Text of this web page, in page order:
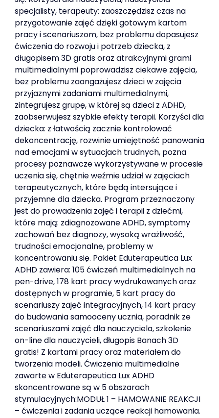
specjalisty, terapeuty: zaoszczędzisz czas na
przygotowanie zajęć dzięki gotowym kartom
pracy i scenariuszom, bez problemu dopasujesz
ćwiczenia do rozwoju i potrzeb dziecka, z
długopisem 3D gratis oraz atrakcyjnymi grami
multimedialnymi poprowadzisz ciekawe zajęcia,
bez problemu zaangażujesz dzieci w zajęcia
przyjaznymi zadaniami multimedialnymi,
zintegrujesz grupę, w której są dzieci z ADHD,
zaobserwujesz szybkie efekty terapii. Korzyści dla
dziecka: z łatwością zacznie kontrolować
dekoncentrację, rozwinie umiejętność panowania
nad emocjami w sytuacjach trudnych, pozna
procesy poznawcze wykorzystywane w procesie
uczenia się, chętnie weźmie udział w zajęciach
terapeutycznych, które będą intersujące i
przyjemne dla dziecka. Program przeznaczony
jest do prowadzenia zajęć i terapii z dziećmi,
które mają: zdiagnozowane ADHD, symptomy
zachowań bez diagnozy, wysoką wrażliwość,
trudności emocjonalne, problemy w
koncentrowaniu się. Pakiet Eduterapeutica Lux
ADHD zawiera: 105 ćwiczeń multimedialnych na
pen-drive, 178 kart pracy wydrukowanych oraz
dostępnych w programie, 5 kart pracy do
scenariuszy zajęć integracyjnych, 14 kart pracy
do budowania samooceny ucznia, poradnik ze
scenariuszami zajęć dla nauczyciela, szkolenie
on-line dla nauczycieli, długopis Banach 3D
gratis! Z kartami pracy oraz materiałem do
tworzenia modeli. Ćwiczenia multimedialne
zawarte w Eduterapeutica Lux ADHD
skoncentrowane są w 5 obszarach
stymulacyjnych:MODUŁ 1 – HAMOWANIE REAKCJI
– ćwiczenia i zadania uczące reakcji hamowania.